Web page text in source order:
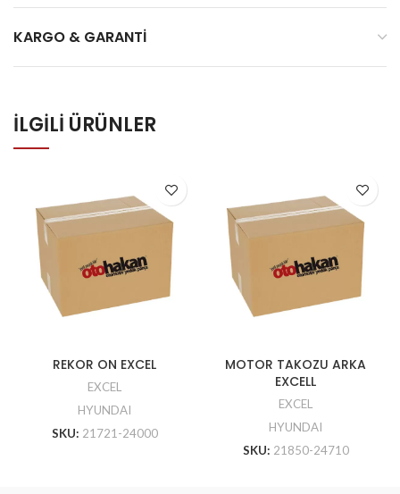
KARGO & GARANTI
İLGILI ÜRÜNLER
REKOR ON EXCEL
EXCEL
HYUNDAI
SKU: 21721-24000
MOTOR TAKOZU ARKA
EXCELL
EXCEL
HYUNDAI
SKU: 21850-24710